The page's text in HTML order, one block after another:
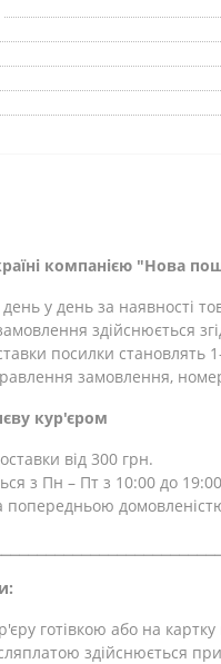
компанією "Нова
день у день за наявності
здійснюється
посилки становлять
замовлення,
кур'єром
від 300 грн.
з Пн – Пт з 10:00 до
попередньою
готівкою або на
здійснюється